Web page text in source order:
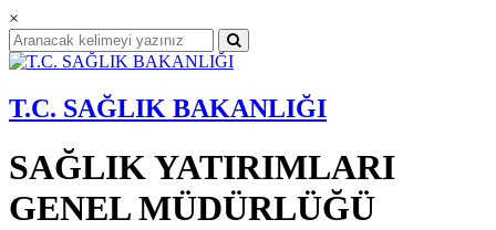
×
T.C. SAĞLIK BAKANLIĞI
SAĞLIK YATIRIMLARI
GENEL MÜDÜRLÜĞÜ